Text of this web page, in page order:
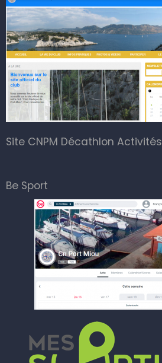
Site CNPM Décathlon Activités
Be Sport